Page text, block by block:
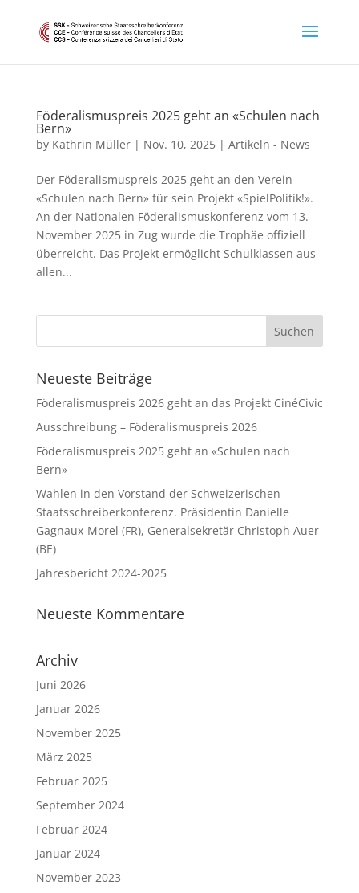
Föderalismuspreis 2025 geht an «Schulen nach
Bern»
by Kathrin Müller| Nov. 10, 2025| Artikeln - News
Der Föderalismuspreis 2025 geht an den Verein
«Schulen nach Bern» für sein Projekt «SpielPolitik!».
An der Nationalen Föderalismuskonferenz vom 13.
November 2025 in Zug wurde die Trophäe offiziell
überreicht. Das Projekt ermöglicht Schulklassen aus
allen...
Neueste Beiträge
Föderalismuspreis 2026 geht an das Projekt CinéCivic
Ausschreibung – Föderalismuspreis 2026
Föderalismuspreis 2025 geht an «Schulen nach
Bern»
Wahlen in den Vorstand der Schweizerischen
Staatsschreiberkonferenz. Präsidentin Danielle
Gagnaux-Morel (FR), Generalsekretär Christoph Auer
(BE)
Jahresbericht 2024-2025
Neueste Kommentare
Archiv
Juni 2026
Januar 2026
November 2025
März 2025
Februar 2025
September 2024
Februar 2024
Januar 2024
November 2023